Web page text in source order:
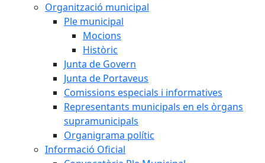
Organització municipal
Ple municipal
Mocions
Històric
Junta de Govern
Junta de Portaveus
Comissions especials i informatives
Representants municipals en els òrgans
supramunicipals
Organigrama polític
Informació Oficial